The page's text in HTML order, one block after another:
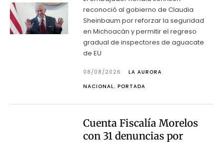
reconoció al gobierno de Claudia
Sheinbaum por reforzar la seguridad
en Michoacán y permitir el regreso
gradual de inspectores de aguacate
de EU
08/08/2026
LA AURORA
NACIONAL, PORTADA
Cuenta Fiscalía Morelos
con 31 denuncias por